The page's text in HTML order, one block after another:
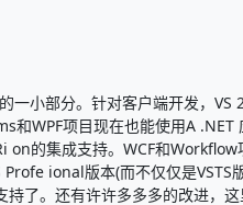
小部分。针对客户端开发，VS
和WPF项目现在也能使用A
on的集成支持。WCF和
ional版本(而不仅仅是
了。还有许许多多多的改进，这